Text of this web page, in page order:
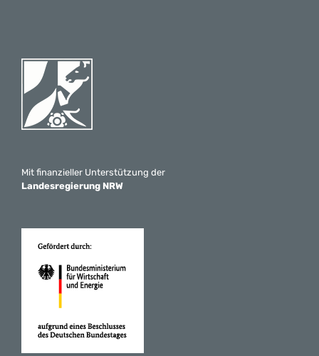
Mit finanzieller Unterstützung der
Landesregierung NRW